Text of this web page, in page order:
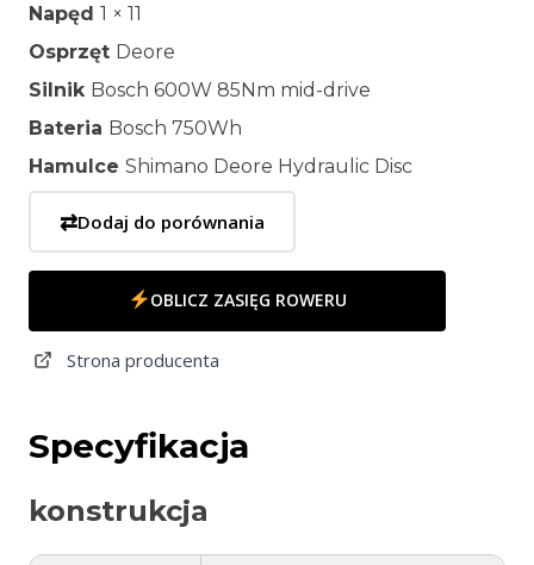
Napęd 1 × 11
Osprzęt Deore
Silnik Bosch 600W 85Nm mid-drive
Bateria Bosch 750Wh
Hamulce Shimano Deore Hydraulic Disc
⇄Dodaj do porównania
OBLICZ ZASIĘG ROWERU
Strona producenta
Specyfikacja
konstrukcja